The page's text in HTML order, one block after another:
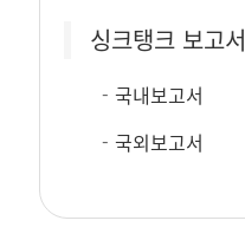
싱크탱크 보고서
국내보고서
국외보고서